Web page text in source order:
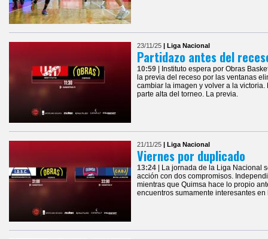
23/11/25 | Liga Nacional
Partidazo antes del
10:59
| Instituto espera por Obras
la previa del receso por las ventanas
cambiar la imagen y volver a la
parte alta del torneo. La previa.
21/11/25 | Liga Nacional
Viernes por duplicado
13:24
| La jornada de la Liga Nacional
acción con dos compromisos.
mientras que Quimsa hace lo propio
encuentros sumamente interesantes